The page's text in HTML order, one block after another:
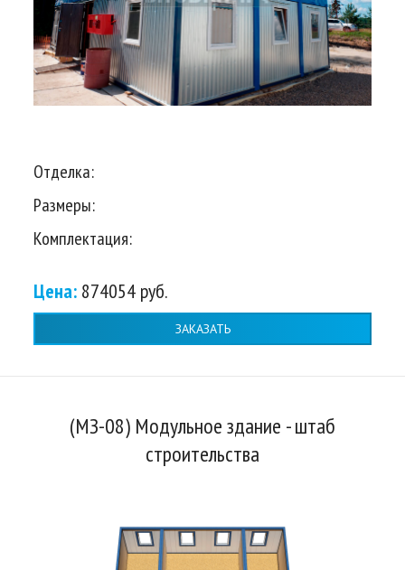
Отделка:
Размеры:
Комплектация:
Цена: 874054 руб.
ЗАКАЗАТЬ
(МЗ-08) Модульное здание - штаб
строительства